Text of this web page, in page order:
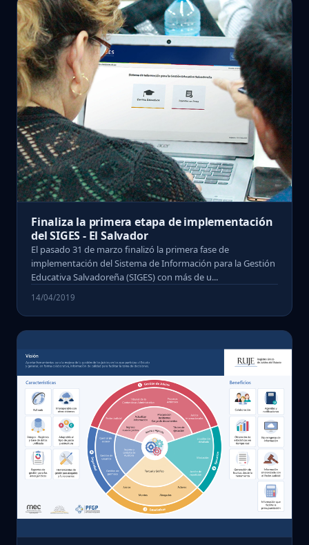
Finaliza la primera etapa de implementación
del SIGES - El Salvador
El pasado 31 de marzo finalizó la primera fase de
implementación del Sistema de Información para la Gestión
Educativa Salvadoreña (SIGES) con más de u...
14/04/2019